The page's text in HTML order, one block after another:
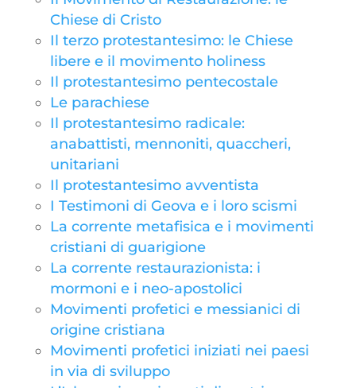
Chiese di Cristo
Il terzo protestantesimo: le Chiese
libere e il movimento holiness
Il protestantesimo pentecostale
Le parachiese
Il protestantesimo radicale:
anabattisti, mennoniti, quaccheri,
unitariani
Il protestantesimo avventista
I Testimoni di Geova e i loro scismi
La corrente metafisica e i movimenti
cristiani di guarigione
La corrente restaurazionista: i
mormoni e i neo-apostolici
Movimenti profetici e messianici di
origine cristiana
Movimenti profetici iniziati nei paesi
in via di sviluppo